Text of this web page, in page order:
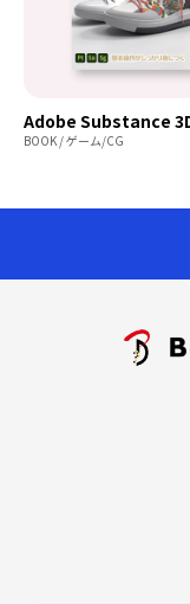
BOOK / ゲーム/CG